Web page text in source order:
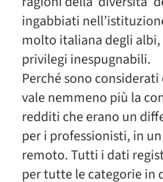
ingabbiati
molto italiana degli albi,
privilegi inespugnabili.
Perché sono considerati
vale nemmeno più la
redditi che erano un
per i professionisti, in
remoto. Tutti i dati
per tutte le categorie in